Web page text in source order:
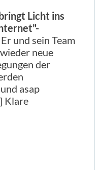
Licht ins
Er und sein Team
neue
der
asap
Klare